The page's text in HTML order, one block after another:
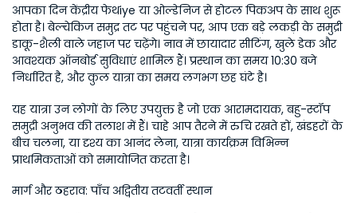
आपका दिन केंद्रीय फेथiye या ओल्डेनिज से होटल पिकअप के साथ शुरू
होता है। बेल्चेकिज समुद्र तट पर पहुंचने पर, आप एक बड़े लकड़ी के समुद्री
डाकू-शैली वाले जहाज पर चढ़ेंगे। नाव में छायादार सीटिंग, खुले डेक और
आवश्यक ऑनबोर्ड सुविधाएं शामिल हैं। प्रस्थान का समय 10:30 बजे
निर्धारित है, और कुल यात्रा का समय लगभग छह घंटे है।
यह यात्रा उन लोगों के लिए उपयुक्त है जो एक आरामदायक, बहु-स्टॉप
समुद्री अनुभव की तलाश में हैं। चाहे आप तैरने में रुचि रखते हों, खंडहरों के
बीच चलना, या दृश्य का आनंद लेना, यात्रा कार्यक्रम विभिन्न
प्राथमिकताओं को समायोजित करता है।
मार्ग और ठहराव: पाँच अद्वितीय तटवर्ती स्थान